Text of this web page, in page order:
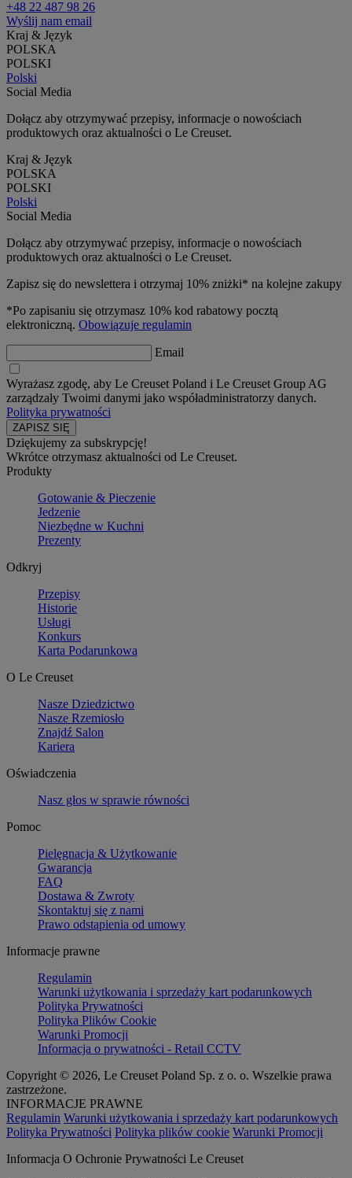
+48 22 487 98 26
Wyślij nam email
Kraj & Język
POLSKA
POLSKI
Polski
Social Media
Dołącz aby otrzymywać przepisy, informacje o nowościach
produktowych oraz aktualności o Le Creuset.
Kraj & Język
POLSKA
POLSKI
Polski
Social Media
Dołącz aby otrzymywać przepisy, informacje o nowościach
produktowych oraz aktualności o Le Creuset.
Zapisz się do newslettera i otrzymaj 10% zniżki* na kolejne zakupy
*Po zapisaniu się otrzymasz 10% kod rabatowy pocztą
elektroniczną. Obowiązuje regulamin
Email
Wyrażasz zgodę, aby Le Creuset Poland i Le Creuset Group AG
zarządzały Twoimi danymi jako współadministratorzy danych.
Polityka prywatności
Dziękujemy za subskrypcję!
Wkrótce otrzymasz aktualności od Le Creuset.
Produkty
Gotowanie & Pieczenie
Jedzenie
Niezbędne w Kuchni
Prezenty
Odkryj
Przepisy
Historie
Usługi
Konkurs
Karta Podarunkowa
O Le Creuset
Nasze Dziedzictwo
Nasze Rzemiosło
Znajdź Salon
Kariera
Oświadczenia
Nasz głos w sprawie równości
Pomoc
Pielęgnacja & Użytkowanie
Gwarancja
FAQ
Dostawa & Zwroty
Skontaktuj się z nami
Prawo odstąpienia od umowy
Informacje prawne
Regulamin
Warunki użytkowania i sprzedaży kart podarunkowych
Polityka Prywatności
Polityka Plików Cookie
Warunki Promocji
Informacja o prywatności - Retail CCTV
Copyright © 2026, Le Creuset Poland Sp. z o. o. Wszelkie prawa
zastrzeżone.
INFORMACJE PRAWNE
Regulamin Warunki użytkowania i sprzedaży kart podarunkowych
Polityka Prywatności Polityka plików cookie Warunki Promocji
Informacja O Ochronie Prywatności Le Creuset